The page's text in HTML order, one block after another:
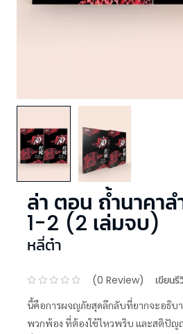
ล่า ตอน ถ้ำนาคาล
1-2 (2 เล่มจบ)
หลี่ต๋า
(0 Review) เขียน
นี้คือการผจญภัยสุดลึกลับที่ยากจะอธิบา
พวกพ้อง ที่ต้องใช้ไหวพริบ และสติปัญ